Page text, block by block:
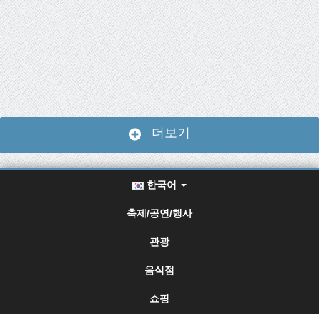
더보기
한국어
축제/공연/행사
관광
음식점
쇼핑